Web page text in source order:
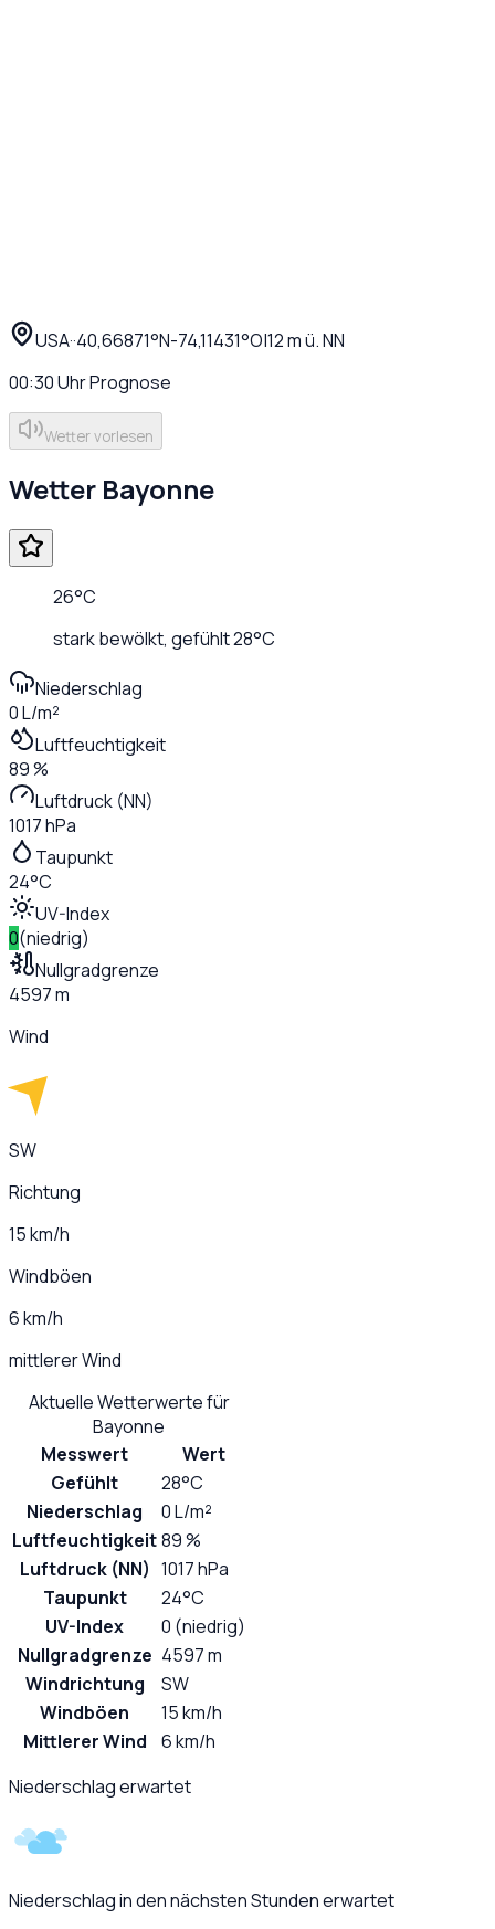
USA··40,66871°N-74,11431°O|12m ü. NN
00:30UhrPrognose
Wetter vorlesen
Wetter Bayonne
26°C
stark bewölkt, gefühlt28°C
Niederschlag
0 L/m²
Luftfeuchtigkeit
89 %
Luftdruck (NN)
1017 hPa
Taupunkt
24°C
UV-Index
0(niedrig)
Nullgradgrenze
4597 m
Wind
SW
Richtung
15 km/h
Windböen
6 km/h
mittlerer Wind
Aktuelle Wetterwerte für
Bayonne
Messwert
Wert
Gefühlt
28°C
Niederschlag
0 L/m²
Luftfeuchtigkeit89 %
Luftdruck (NN) 1017 hPa
Taupunkt
24°C
UV-Index
0 (niedrig)
Nullgradgrenze 4597 m
Windrichtung
SW
Windböen
15 km/h
Mittlerer Wind
6 km/h
Niederschlag erwartet
Niederschlag in den nächsten Stunden erwartet